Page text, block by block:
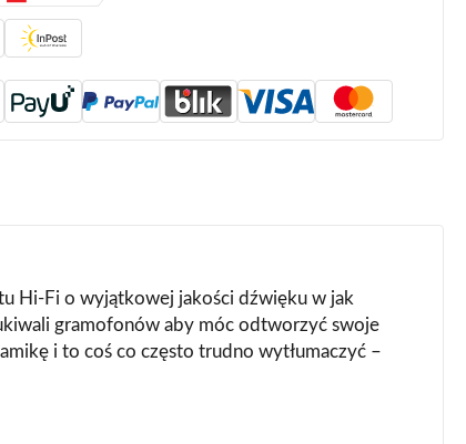
Hi-Fi o wyjątkowej jakości dźwięku w jak
gramofonów aby móc odtworzyć swoje
i to coś co często trudno wytłumaczyć –